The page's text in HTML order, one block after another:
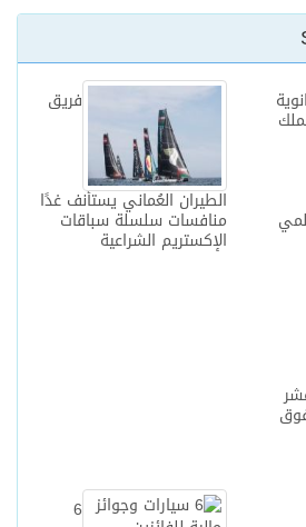
فريق
الطيران العُماني يستأنف غدًا
منافسات سلسلة سباقات
الإكستريم الشراعية
6